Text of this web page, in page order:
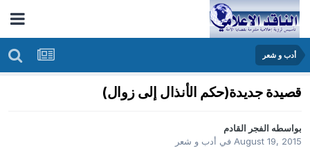
أدب و شعر
قصيدة جديدة(حكم الأنذال إلى زوال)
بواسطهالفجر القادم
August 19, 2015في أدب و شعر